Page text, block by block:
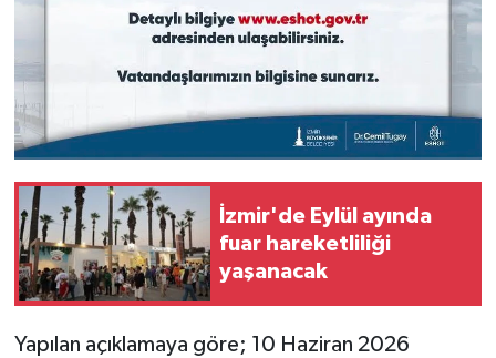
İzmir'de Eylül ayında
fuar hareketliliği
yaşanacak
Yapılan açıklamaya göre; 10 Haziran 2026